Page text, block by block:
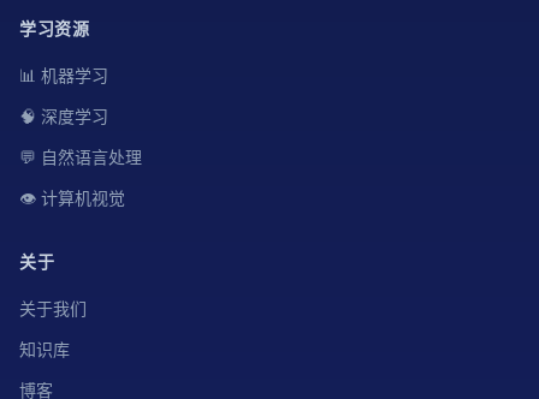
学习资源
📊 机器学习
🧠 深度学习
💬 自然语言处理
👁️ 计算机视觉
关于
关于我们
知识库
博客